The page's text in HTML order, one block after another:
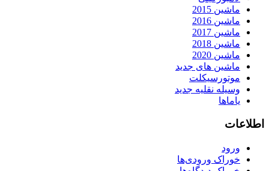
ماشین 2015
ماشین 2016
ماشین 2017
ماشین 2018
ماشین 2020
ماشین های جدید
موتورسیکلت
وسیله نقلیه جدید
یاماها
اطلاعات
ورود
خوراک ورودی‌ها